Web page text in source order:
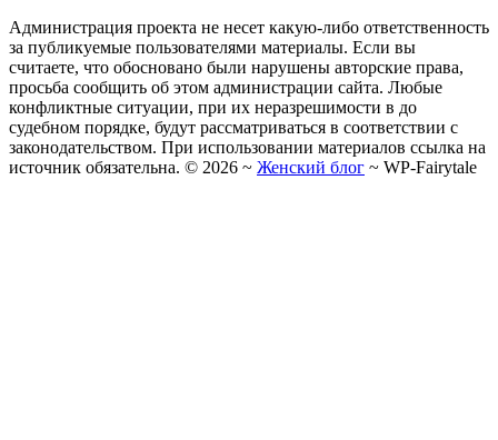
Администрация проекта не несет какую-либо ответственность
за публикуемые пользователями материалы. Если вы
считаете, что обосновано были нарушены авторские права,
просьба сообщить об этом администрации сайта. Любые
конфликтные ситуации, при их неразрешимости в до
судебном порядке, будут рассматриваться в соответствии с
законодательством. При использовании материалов ссылка на
источник обязательна. © 2026 ~ Женский блог ~ WP-Fairytale